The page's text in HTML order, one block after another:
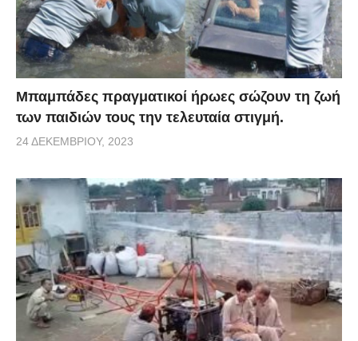
Μπαμπάδες πραγματικοί ήρωες σώζουν τη ζωή
των παιδιών τους την τελευταία στιγμή.
24 ΔΕΚΕΜΒΡΊΟΥ, 2023